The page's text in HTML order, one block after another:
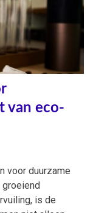
van eco-
voor duurzame
is de